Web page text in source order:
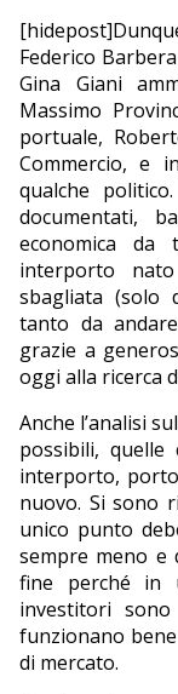
Federico
Gina Giani
Massimo
portuale,
Commercio, e
qualche
documentati,
economica
interporto
sbagliata (solo
tanto da
grazie a
oggi alla ricerca
Anche l’analisi
possibili,
interporto,
nuovo. Si sono
unico punto
sempre meno e
fine perché in
investitori
funzionano
di mercato.